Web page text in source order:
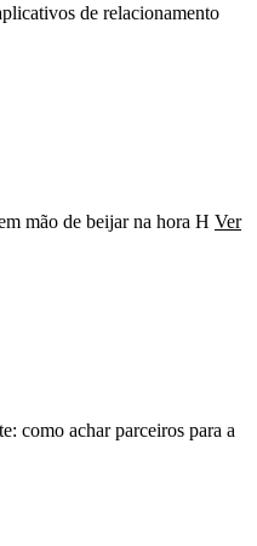
de relacionamento
mão de beijar na hora H Ver
como achar parceiros para a